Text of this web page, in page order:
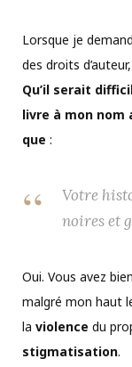
Lorsque je
des droits
Qu’il serait
livre à mon
que :
Votre
noires et
Oui. Vous avez
malgré mon haut
la violence du
stigmatisation.